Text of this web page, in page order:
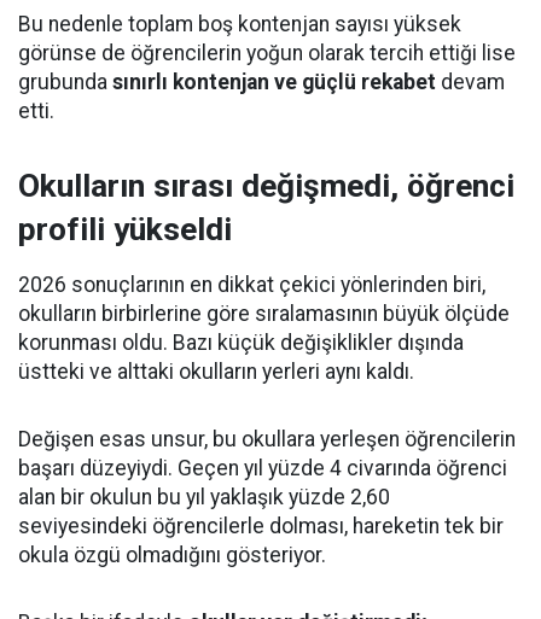
Bu nedenle toplam boş kontenjan sayısı yüksek
görünse de öğrencilerin yoğun olarak tercih ettiği lise
grubunda sınırlı kontenjan ve güçlü rekabet devam
etti.
Okulların sırası değişmedi, öğrenci
profili yükseldi
2026 sonuçlarının en dikkat çekici yönlerinden biri,
okulların birbirlerine göre sıralamasının büyük ölçüde
korunması oldu. Bazı küçük değişiklikler dışında
üstteki ve alttaki okulların yerleri aynı kaldı.
Değişen esas unsur, bu okullara yerleşen öğrencilerin
başarı düzeyiydi. Geçen yıl yüzde 4 civarında öğrenci
alan bir okulun bu yıl yaklaşık yüzde 2,60
seviyesindeki öğrencilerle dolması, hareketin tek bir
okula özgü olmadığını gösteriyor.